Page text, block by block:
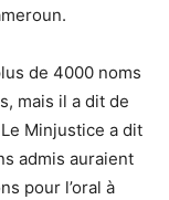
de 4000 noms
mais il a dit de
Minjustice a dit
admis auraient
pour l’oral à